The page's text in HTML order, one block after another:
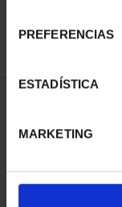
PREFERENCIAS
ESTADÍSTICA
MARKETING